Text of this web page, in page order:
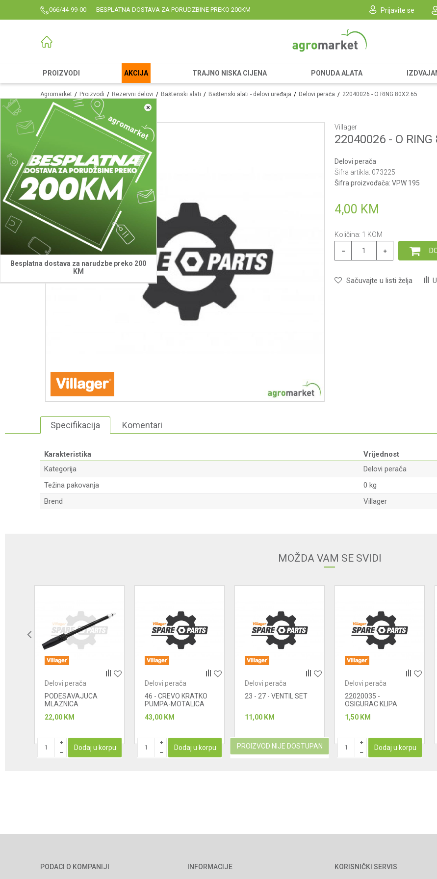
066/44-99-00 BESPLATNA DOSTAVA ZA PORUDZBINE PREKO 200KM Prijavite se
PROIZVODI AKCIJA TRAJNO NISKA CIJENA PONUDA ALATA
×
Besplatna dostava za narudzbe preko 200
KM
Agromarket Proizvodi Rezervni delovi Baštenski alati Baštenski alati - delovi uređaja Delovi perača 22040026 - O RING 80X2.65
Villager
22040026 - O RING
Delovi perača
Šifra artikla: 073225
Šifra proizvođača: VPW 195
4,00 KM
Količina: 1 KOM
Sačuvajte u listi želja
Specifikacija Komentari
Karakteristika
Vrijednost
Kategorija
Delovi perača
Težina pakovanja
0 kg
Brend
Villager
Anti-spam zaštita - izračunajte koliko je 6 - 1 :
MOŽDA VAM SE SVIDI
Delovi perača
PODESAVAJUCA
MLAZNICA
22,00 KM
Dodaj u korpu
Delovi perača
46 - CREVO KRATKO
PUMPA-MOTALICA
43,00 KM
Dodaj u korpu
Delovi perača
23 - 27 - VENTIL SET
11,00 KM
PROIZVOD NIJE DOSTUPAN
Delovi perača
22020035 -
OSIGURAC KLIPA
1,50 KM
Dodaj u korpu
PODACI O KOMPANIJI
INFORMACIJE
KORISNIČKI SERVIS